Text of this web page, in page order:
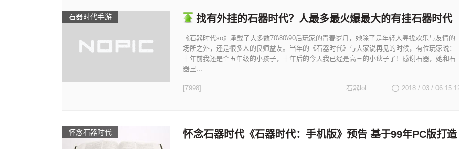
石器时代手游 找有外挂的石器时代？人最多最火爆最大的有挂石器时代
《石器时代so》承载了大多数70\80\90后玩家的青春岁月，她除了是年轻人寻找欢乐与友情的
场所之外，还是很多人的良师益友。当年的《石器时代》与大家说再见的时候，有位玩家说：
十年前我还是个五年级的小孩子，十年后的今天我已经是高三的小伙子了！感谢石器，她和石
器里...
[7998] 2018 / 03 / 06
石器lol
怀念石器时代 怀念石器时代《石器时代：手机版》预告 基于99年PC版打造